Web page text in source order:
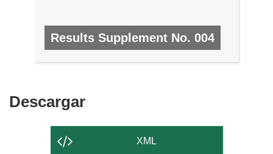
Results Supplement No. 004
N.º 4, MAYO 2008
DescargarDescargar
contenido
XML